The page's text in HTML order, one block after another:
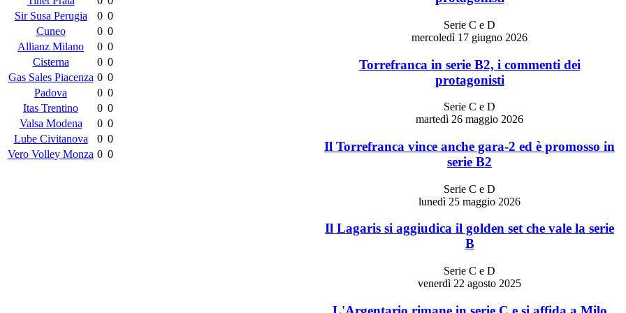
Sir Susa Perugia
0 0
Cuneo
0 0
Allianz Milano
0 0
Cisterna
0 0
Gas Sales Piacenza 0 0
Padova
0 0
Itas Trentino
0 0
Valsa Modena
0 0
Lube Civitanova
0 0
Vero Volley Monza 0 0
Serie C e D
mercoledì 17 giugno 2026
Torrefranca in serie B2, i commenti dei
protagonisti
Serie C e D
martedì 26 maggio 2026
Il Torrefranca vince anche gara-2 ed è promosso in
serie B2
Serie C e D
lunedì 25 maggio 2026
Il Lagaris si aggiudica il golden set che vale la serie
B
Serie C e D
venerdì 22 agosto 2025